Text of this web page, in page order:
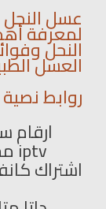
عسل
لمعرفة
النحل
العسل
روابط نصية
ارقام
iptv مجاني
اشتراك